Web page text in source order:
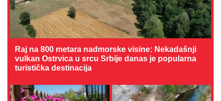
Raj na 800 metara nadmorske visine: Nekadašnji
vulkan Ostrvica u srcu Srbije danas je popularna
turistička destinacija